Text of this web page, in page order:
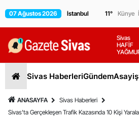
07 Ağustos 2026 11° Künye
Sivas
HAFİF
Sivas HaberleriGündemAsayiş
ANASAYFA
Sivas Haberleri
Sivas'ta Gerçekleşen Trafik Kazasında 10 Kişi